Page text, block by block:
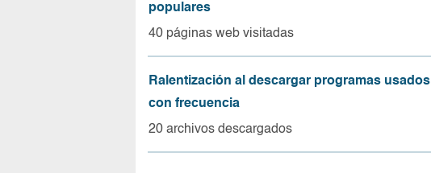
populares
40 páginas web visitadas
Ralentización al descargar programas usados
con frecuencia
20 archivos descargados